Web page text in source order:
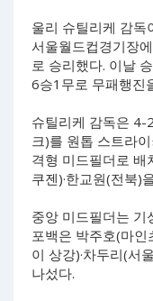
울리 슈틸리케 감독
서울월드컵경기장
로 승리했다. 이날
6승1무로 무패행진
슈틸리케 감독은 4-
크)를 원톱 스트라
격형 미드필더로 배
쿠젠)·한교원(전북)
중앙 미드필더는 기
포백은 박주호(마인
이 상강)·차두리(서
나섰다.